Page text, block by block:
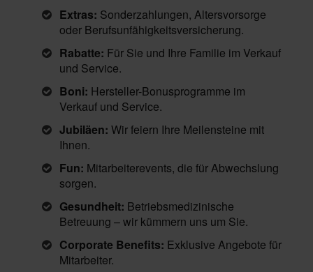
Extras: Sonderzahlungen, Altersvorsorge
oder Berufsunfähigkeitsversicherung.
Rabatte: Für Sie und Ihre Familie im Verkauf
und Service.
Boni: Hersteller-Bonusprogramme im
Verkauf und Service.
Jubiläen: Wir feiern Ihre Meilensteine mit
Ihnen.
Fun: Mitarbeiterevents, die für Abwechslung
sorgen.
Gesundheit: Betriebsmedizinische
Betreuung – wir kümmern uns um Sie.
Corporate Benefits: Exklusive Angebote für
Mitarbeiter.